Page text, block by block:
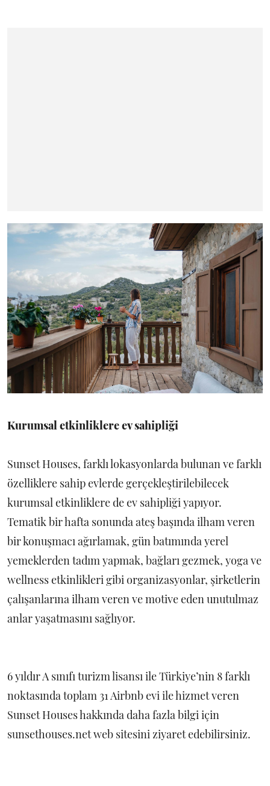
Kurumsal etkinliklere ev sahipliği
Sunset Houses, farklı lokasyonlarda bulunan ve farklı
özelliklere sahip evlerde gerçekleştirilebilecek
kurumsal etkinliklere de ev sahipliği yapıyor.
Tematik bir hafta sonunda ateş başında ilham veren
bir konuşmacı ağırlamak, gün batımında yerel
yemeklerden tadım yapmak, bağları gezmek, yoga ve
wellness etkinlikleri gibi organizasyonlar, şirketlerin
çalışanlarına ilham veren ve motive eden unutulmaz
anlar yaşatmasını sağlıyor.
6 yıldır A sınıfı turizm lisansı ile Türkiye’nin 8 farklı
noktasında toplam 31 Airbnb evi ile hizmet veren
Sunset Houses hakkında daha fazla bilgi için
sunsethouses.net web sitesini ziyaret edebilirsiniz.